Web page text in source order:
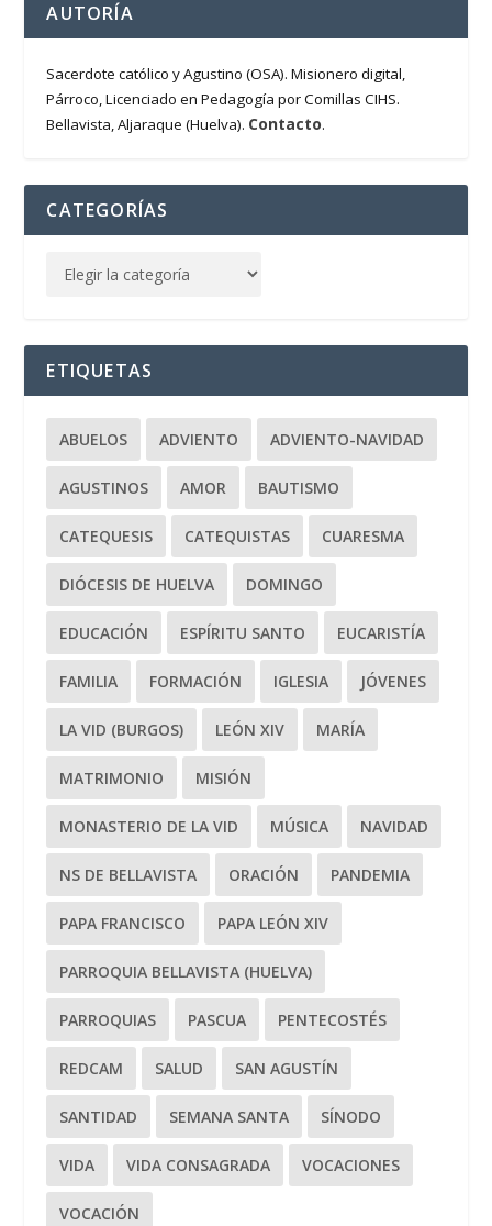
AUTORÍA
Sacerdote católico y Agustino (OSA). Misionero digital,
Párroco, Licenciado en Pedagogía por Comillas CIHS.
Bellavista, Aljaraque (Huelva). Contacto.
CATEGORÍAS
ETIQUETAS
ABUELOS ADVIENTO ADVIENTO-NAVIDAD
AGUSTINOS AMOR BAUTISMO
CATEQUESIS CATEQUISTAS CUARESMA
DIÓCESIS DE HUELVA DOMINGO
EDUCACIÓN ESPÍRITU SANTO EUCARISTÍA
FAMILIA FORMACIÓN IGLESIA JÓVENES
LA VID (BURGOS) LEÓN XIV MARÍA
MATRIMONIO MISIÓN
MONASTERIO DE LA VID MÚSICA NAVIDAD
NS DE BELLAVISTA ORACIÓN PANDEMIA
PAPA FRANCISCO PAPA LEÓN XIV
PARROQUIA BELLAVISTA (HUELVA)
PARROQUIAS PASCUA PENTECOSTÉS
REDCAM SALUD SAN AGUSTÍN
SANTIDAD SEMANA SANTA SÍNODO
VIDA VIDA CONSAGRADA VOCACIONES
VOCACIÓN